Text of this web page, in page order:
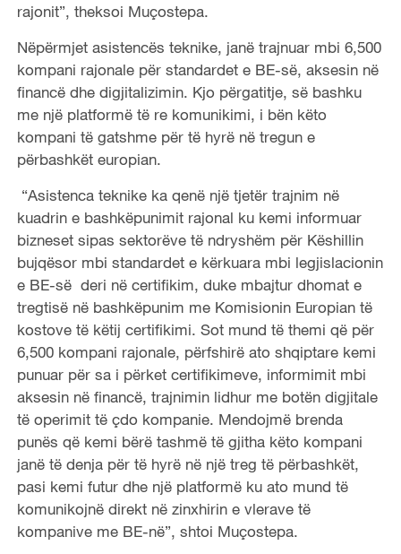
rajonit”, theksoi Muçostepa.
Nëpërmjet asistencës teknike, janë trajnuar mbi 6,500
kompani rajonale për standardet e BE-së, aksesin në
financë dhe digjitalizimin. Kjo përgatitje, së bashku
me një platformë të re komunikimi, i bën këto
kompani të gatshme për të hyrë në tregun e
përbashkët europian.
“Asistenca teknike ka qenë një tjetër trajnim në
kuadrin e bashkëpunimit rajonal ku kemi informuar
bizneset sipas sektorëve të ndryshëm për Këshillin
bujqësor mbi standardet e kërkuara mbi legjislacionin
e BE-së deri në certifikim, duke mbajtur dhomat e
tregtisë në bashkëpunim me Komisionin Europian të
kostove të këtij certifikimi. Sot mund të themi që për
6,500 kompani rajonale, përfshirë ato shqiptare kemi
punuar për sa i përket certifikimeve, informimit mbi
aksesin në financë, trajnimin lidhur me botën digjitale
të operimit të çdo kompanie. Mendojmë brenda
punës që kemi bërë tashmë të gjitha këto kompani
janë të denja për të hyrë në një treg të përbashkët,
pasi kemi futur dhe një platformë ku ato mund të
komunikojnë direkt në zinxhirin e vlerave të
kompanive me BE-në”, shtoi Muçostepa.